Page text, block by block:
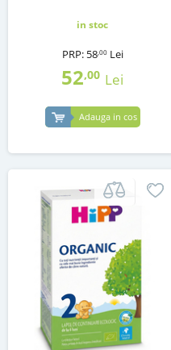
in stoc
PRP: 58,00 Lei
52,00 Lei
Adauga in cos